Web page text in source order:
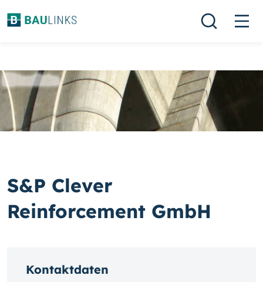
S&P Clever
Reinforcement GmbH
Kontaktdaten